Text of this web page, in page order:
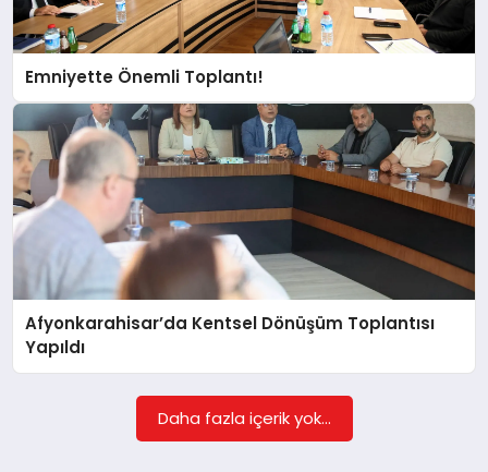
EKONOMI
HABERLER
MAGAZIN
SAĞLIK
Emniyette Önemli Toplantı!
Afyonkarahisar’da Kentsel Dönüşüm Toplantısı
Yapıldı
Daha fazla içerik yok...